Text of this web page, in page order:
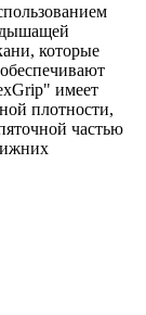
дышащей
которые
имеет
плотности,
частью